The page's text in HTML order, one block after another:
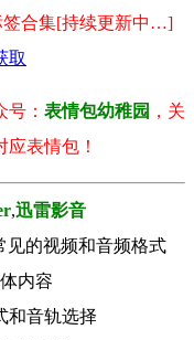
签合集[持续更新中…]
取
： 表情包幼稚园 ，关
表情包！
,迅雷影音
见的视频和音频格式
内容
和音轨选择